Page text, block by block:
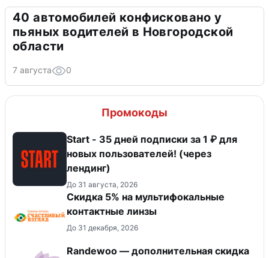
40 автомобилей конфисковано у
пьяных водителей в Новгородской
области
7 августа 0
Промокоды
Start - 35 дней подписки за 1 ₽ для
новых пользователей! (через
лендинг)
До 31 августа, 2026
Скидка 5% на мультифокальные
контактные линзы
До 31 декабря, 2026
Randewoo — дополнительная скидка